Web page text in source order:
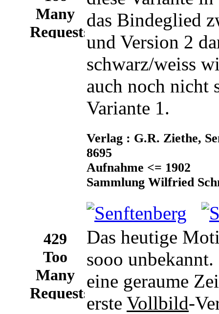
das Bindeglied
und Version 2
schwarz/weiss
auch noch nicht
Variante 1.
Verlag : G.R. Ziethe,
8695
Aufnahme <= 1902
Sammlung Wilfried
Das heutige
sooo
eine geraume
erste Vollbild-